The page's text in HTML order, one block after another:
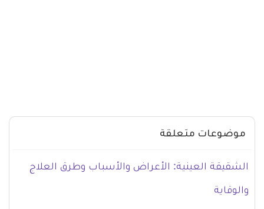
موضوعات متعلقة
الشقيقة العينية: الأعراض والأسباب وطرق العلاج
والوقاية